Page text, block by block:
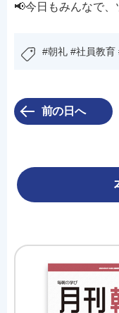
📢今日もみんなで、
#朝礼 #社員教育
前の日へ